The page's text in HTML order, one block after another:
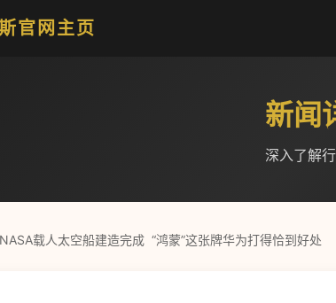
官网主页
新闻
深入了解
NASA载人太空船建造完成 “鸿蒙”这张牌华为打得恰到好处